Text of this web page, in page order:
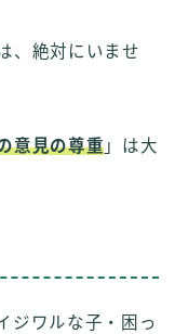
、絶対にいませ
意見の尊重 」は大
ジワルな子・困っ